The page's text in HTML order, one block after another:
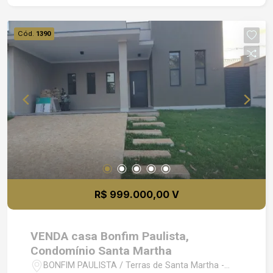
Cód. 1390
R$ 999.000,00 V
VENDA casa Bonfim Paulista,
Condomínio Santa Martha
BONFIM PAULISTA / Terras de Santa Martha -